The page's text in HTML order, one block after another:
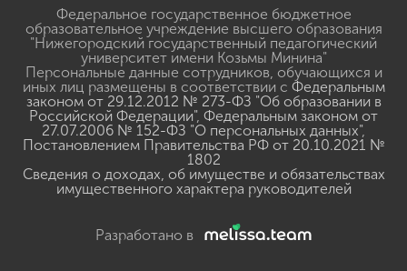
Федеральное государственное бюджетное
образовательное учреждение высшего образования
"Нижегородский государственный педагогический
университет имени Козьмы Минина"
Персональные данные сотрудников, обучающихся и
иных лиц размещены в соответствии с Федеральным
законом от 29.12.2012 № 273-ФЗ "Об образовании в
Российской Федерации", Федеральным законом от
27.07.2006 № 152-ФЗ "О персональных данных",
Постановлением Правительства РФ от 20.10.2021 №
1802
Сведения о доходах, об имуществе и обязательствах
имущественного характера руководителей
Разработано в